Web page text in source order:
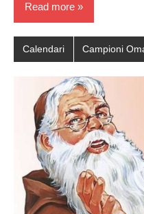
Read more
Calendari Campioni